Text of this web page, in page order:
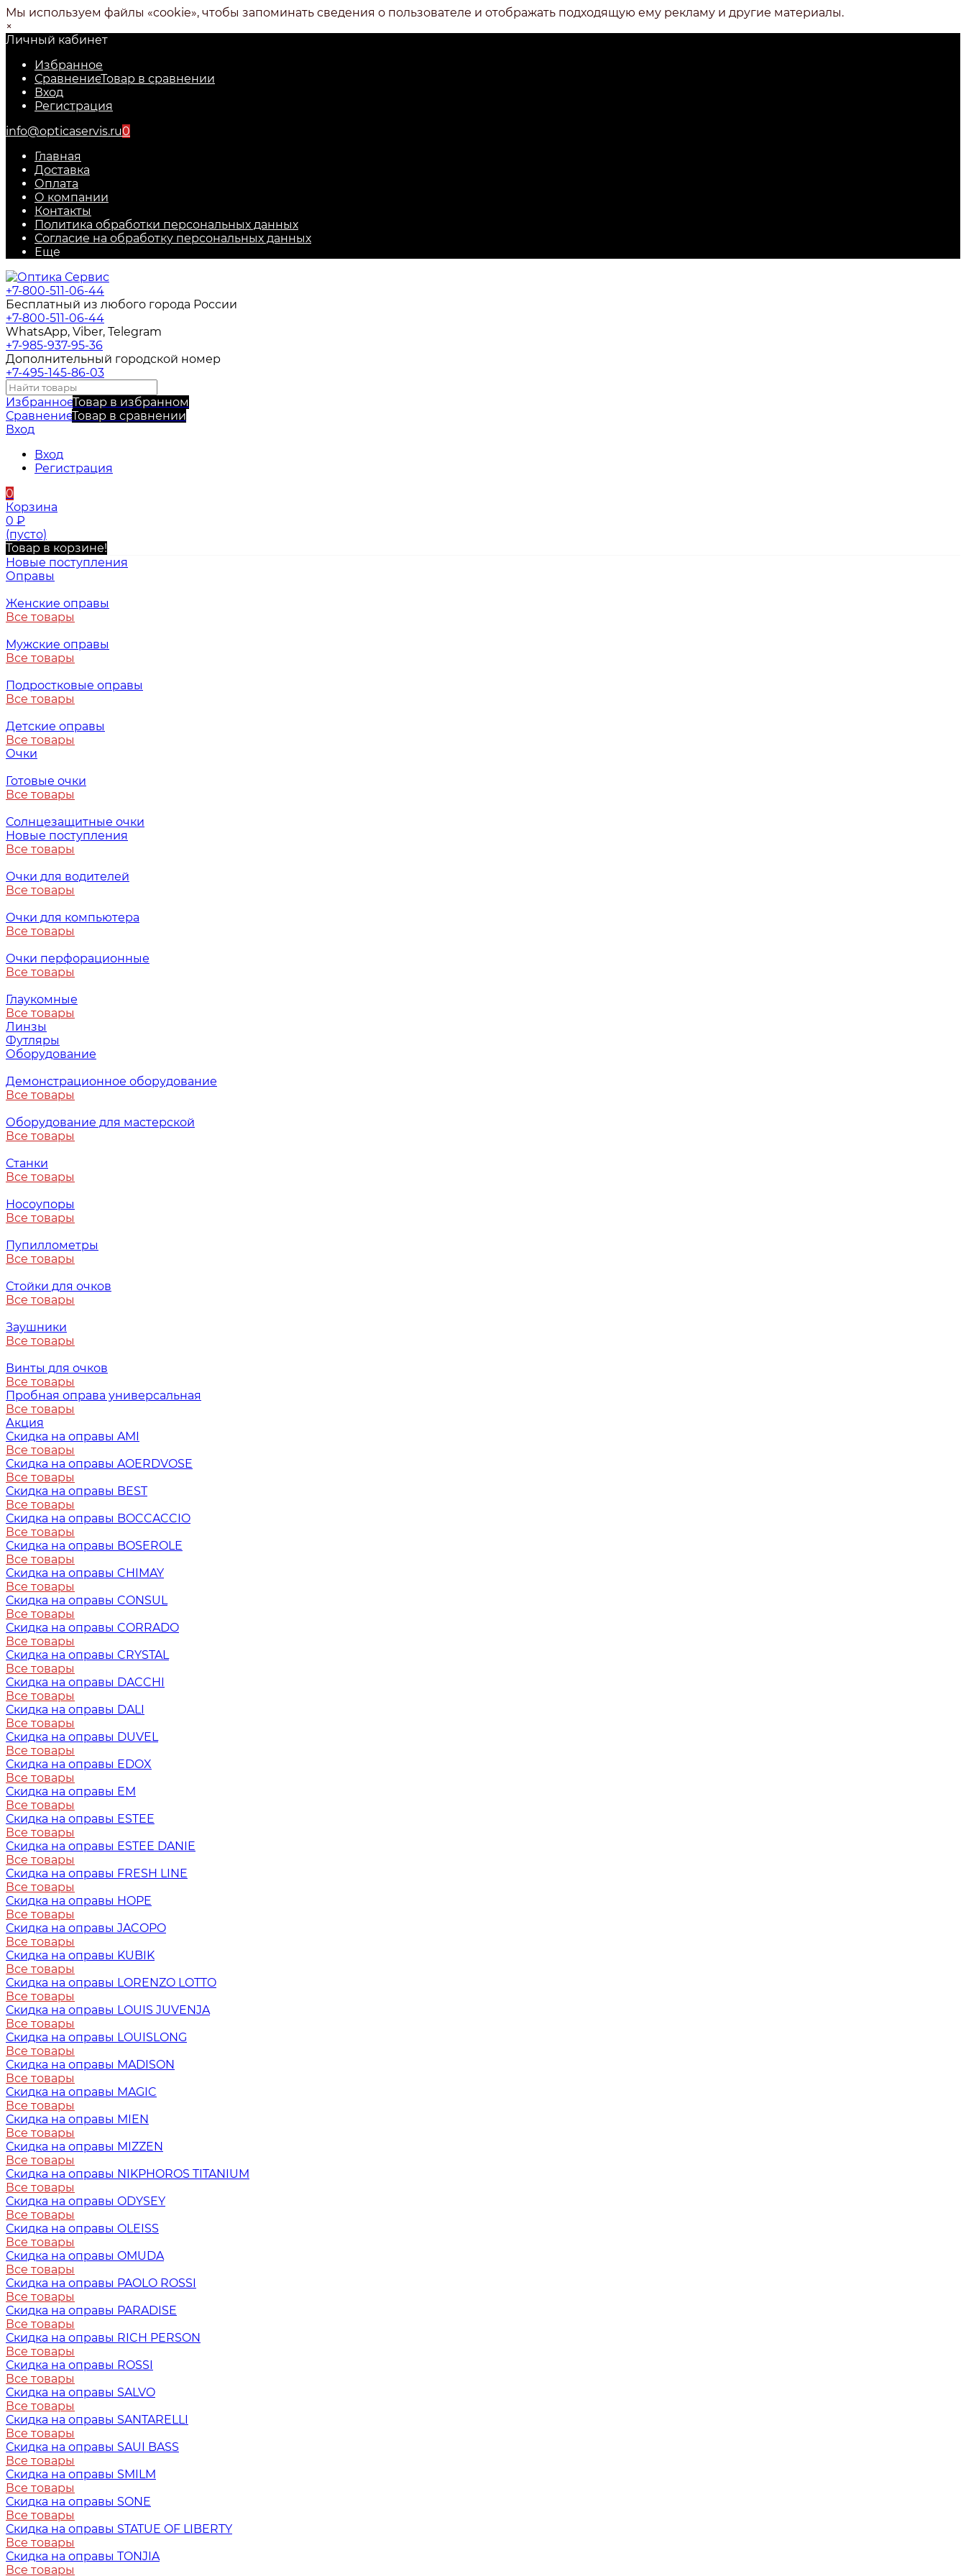
Мы используем файлы «cookie», чтобы запоминать сведения о пользователе и отображать подходящую ему рекламу и другие материалы.
×
Личный кабинет
Избранное
СравнениеТовар в сравнении
Вход
Регистрация
info@opticaservis.ru0
Главная
Доставка
Оплата
О компании
Контакты
Политика обработки персональных данных
Согласие на обработку персональных данных
Еще
+7-800-511-06-44
Бесплатный из любого города России
+7-800-511-06-44
WhatsApp, Viber, Telegram
+7-985-937-95-36
Дополнительный городской номер
+7-495-145-86-03
ИзбранноеТовар в избранном
СравнениеТовар в сравнении
Вход
Вход
Регистрация
0
Корзина
0 ₽
(пусто)
Товар в корзине!
Новые поступления
Оправы
Женские оправы
Все товары
Мужские оправы
Все товары
Подростковые оправы
Все товары
Детские оправы
Все товары
Очки
Готовые очки
Все товары
Солнцезащитные очки
Новые поступления
Все товары
Очки для водителей
Все товары
Очки для компьютера
Все товары
Очки перфорационные
Все товары
Глаукомные
Все товары
Линзы
Футляры
Оборудование
Демонстрационное оборудование
Все товары
Оборудование для мастерской
Все товары
Станки
Все товары
Носоупоры
Все товары
Пупиллометры
Все товары
Стойки для очков
Все товары
Заушники
Все товары
Винты для очков
Все товары
Пробная оправа универсальная
Все товары
Акция
Скидка на оправы AMI
Все товары
Скидка на оправы AOERDVOSE
Все товары
Скидка на оправы BEST
Все товары
Скидка на оправы BOCCACCIO
Все товары
Скидка на оправы BOSEROLE
Все товары
Скидка на оправы CHIMAY
Все товары
Скидка на оправы CONSUL
Все товары
Скидка на оправы CORRADO
Все товары
Скидка на оправы CRYSTAL
Все товары
Скидка на оправы DACCHI
Все товары
Скидка на оправы DALI
Все товары
Скидка на оправы DUVEL
Все товары
Скидка на оправы EDOX
Все товары
Скидка на оправы EM
Все товары
Скидка на оправы ESTEE
Все товары
Скидка на оправы ESTEE DANIE
Все товары
Скидка на оправы FRESH LINE
Все товары
Скидка на оправы HOPE
Все товары
Скидка на оправы JACOPO
Все товары
Скидка на оправы KUBIK
Все товары
Скидка на оправы LORENZO LOTTO
Все товары
Скидка на оправы LOUIS JUVENJA
Все товары
Скидка на оправы LOUISLONG
Все товары
Скидка на оправы MADISON
Все товары
Скидка на оправы MAGIC
Все товары
Скидка на оправы MIEN
Все товары
Скидка на оправы MIZZEN
Все товары
Скидка на оправы NIKPHOROS TITANIUM
Все товары
Скидка на оправы ODYSEY
Все товары
Скидка на оправы OLEISS
Все товары
Скидка на оправы OMUDA
Все товары
Скидка на оправы PAOLO ROSSI
Все товары
Скидка на оправы PARADISE
Все товары
Скидка на оправы RICH PERSON
Все товары
Скидка на оправы ROSSI
Все товары
Скидка на оправы SALVO
Все товары
Скидка на оправы SANTARELLI
Все товары
Скидка на оправы SAUI BASS
Все товары
Скидка на оправы SMILM
Все товары
Скидка на оправы SONE
Все товары
Скидка на оправы STATUE OF LIBERTY
Все товары
Скидка на оправы TONJIA
Все товары